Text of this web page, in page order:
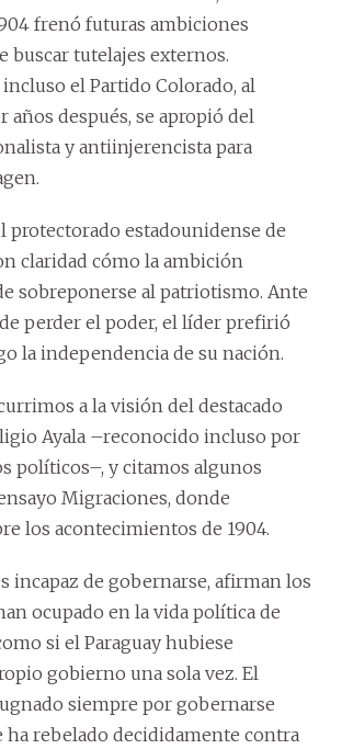
frenó futuras ambiciones
buscar tutelajes externos.
el Partido Colorado, al
años después, se apropió del
y antiinjerencista para
protectorado estadounidense de
claridad cómo la ambición
sobreponerse al patriotismo. Ante
perder el poder, el líder prefirió
la independencia de su nación.
a la visión del destacado
Ayala –reconocido incluso por
políticos–, y citamos algunos
Migraciones, donde
los acontecimientos de 1904.
incapaz de gobernarse, afirman los
ocupado en la vida política de
si el Paraguay hubiese
gobierno una sola vez. El
siempre por gobernarse
ha rebelado decididamente contra